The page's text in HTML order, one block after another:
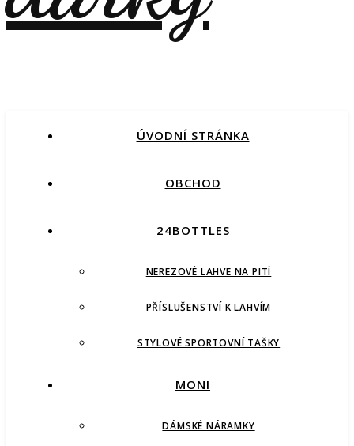
ÚVODNÍ STRÁNKA
OBCHOD
24BOTTLES
NEREZOVÉ LAHVE NA PITÍ
PŘÍSLUŠENSTVÍ K LAHVÍM
STYLOVÉ SPORTOVNÍ TAŠKY
MONI
DÁMSKÉ NÁRAMKY